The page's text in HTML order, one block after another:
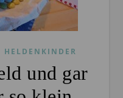
HELDENKINDER
und gar